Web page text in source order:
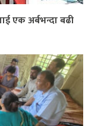
एक अर्बभन्दा बढी